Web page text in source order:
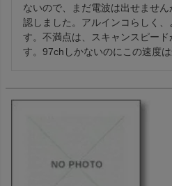
ないので、まだ電波は出せませ
認しました。アルインコらしく
す。不満点は、スキャンスピー
す。97chしかないのにこの速度は